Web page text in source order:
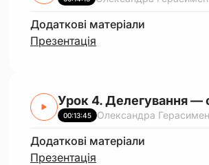
Додаткові матеріали
Презентація
Урок 4. Делегування —
00:13:45 Олександра
Додаткові матеріали
Презентація